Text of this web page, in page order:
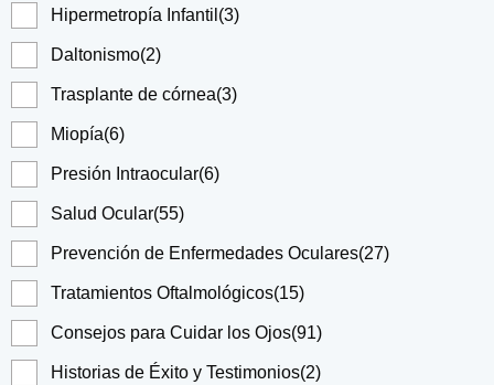
Hipermetropía Infantil (3)
Daltonismo(2)
Trasplante de córnea(3)
Miopía(6)
Presión Intraocular(6)
Salud Ocular(55)
Prevención de Enfermedades Oculares(27)
Tratamientos Oftalmológicos(15)
Consejos para Cuidar los Ojos(91)
Historias de Éxito y Testimonios(2)